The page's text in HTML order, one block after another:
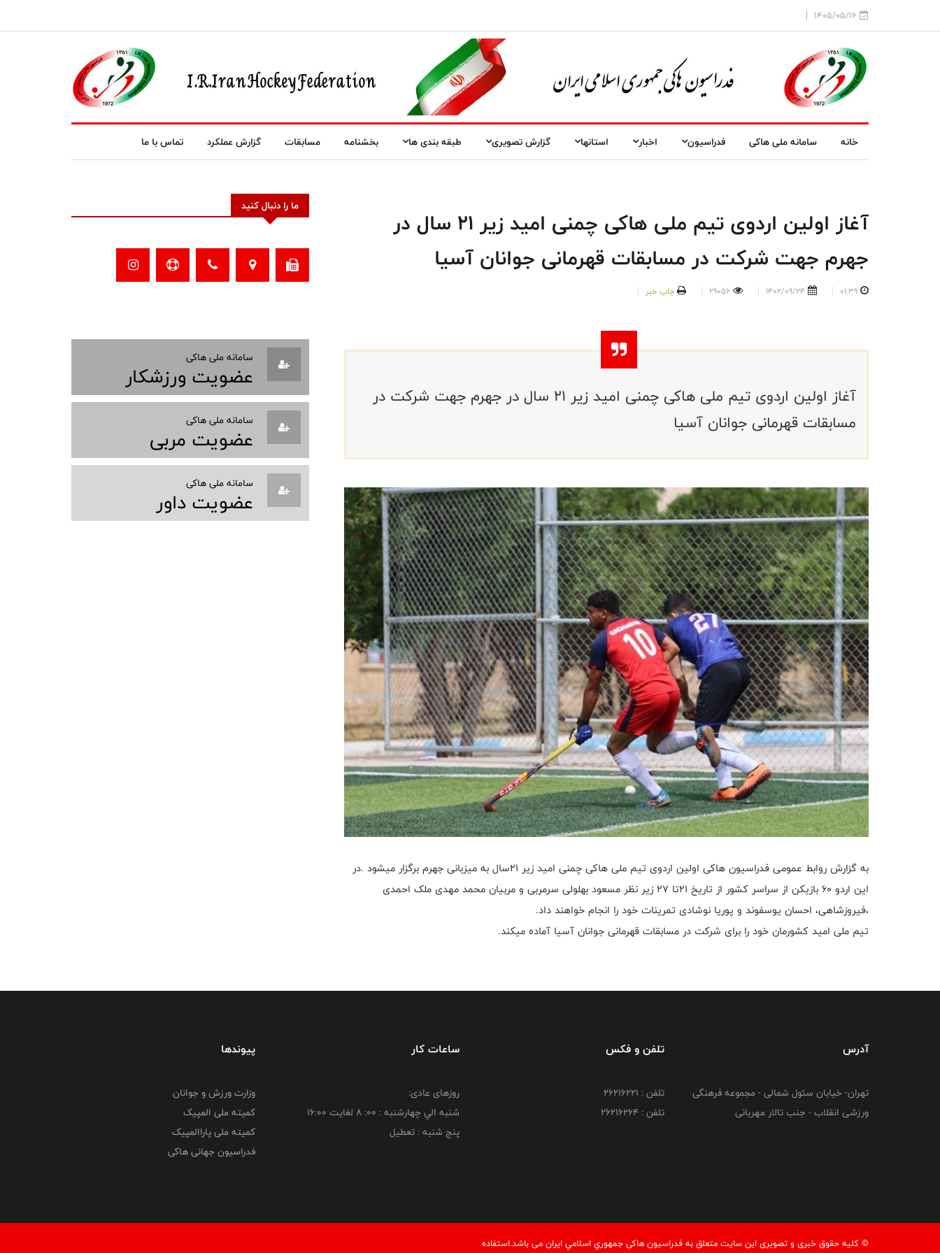
1405/05/16
خانه سامانه ملی هاکی فدراسیون اخبار استانها گزارش تصویری طبقه بندی ها بخشنامه مسابقات گزارش عملکرد تماس با ما
آغاز اولین اردوی تیم ملی هاکی چمنی امید زیر ۲۱ سال در
جهرم جهت شرکت در مسابقات قهرمانی جوانان آسیا
01:39
1402/09/24
29056 چاپ خبر
آغاز اولین اردوی تیم ملی هاکی چمنی امید زیر ۲۱ سال در جهرم جهت شرکت در
مسابقات قهرمانی جوانان آسیا
به گزارش روابط عمومی فدراسیون هاکی اولین اردوی تیم ملی هاکی چمنی امید زیر ۲۱سال به میزبانی جهرم برگزار میشود .در
این اردو ۶۰ بازیکن از سراسر کشور از تاریخ ۲۱تا ۲۷ زیر نظر مسعود بهلولی سرمربی و مربیان محمد مهدی ملک احمدی
،فیروزشاهی، احسان یوسفوند و پوریا نوشادی تمرینات خود را انجام خواهند داد.
تیم ملی امید کشورمان خود را برای شرکت در مسابقات قهرمانی جوانان آسیا آماده میکند.
ما را دنبال کنید
سامانه ملی هاکی
عضویت ورزشکار
سامانه ملی هاکی
عضویت مربی
سامانه ملی هاکی
عضویت داور
آدرس
تهران- خیابان سئول شمالی - مجموعه فرهنگی
ورزشی انقلاب - جنب تالار مهربانی
تلفن و فکس
تلفن : 26216221
تلفن : 26216264
ساعات کار
روزهای عادی:
شنبه الي چهارشنبه : 00: 8 لغايت 16:00
پنج شنبه : تعطیل
پیوندها
وزارت ورزش و جوانان
کمیته ملی المپیک
کمیته ملی پاراالمپیک
فدراسیون جهانی هاکی
© کليه حقوق خبری و تصويری اين سايت متعلق به فدراسيون هاکی جمهوري اسلامي ايران می باشد.استفاده